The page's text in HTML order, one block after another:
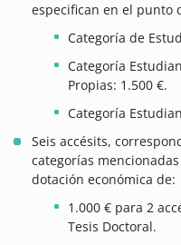
especifican en el punto
Categoría de
Categoría
Propias: 1.500 €.
Categoría
Seis accésits,
categorías
dotación económica de:
1.000 € para 2
Tesis Doctoral.